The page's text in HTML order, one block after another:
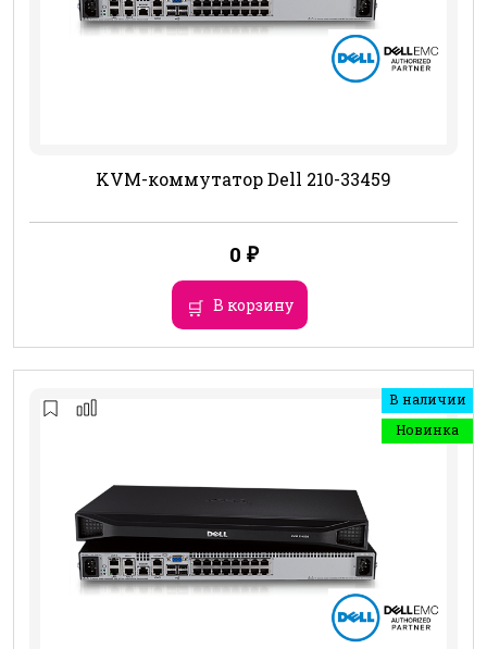
KVM-коммутатор Dell 210-33459
0 ₽
В корзину
В наличии
Новинка